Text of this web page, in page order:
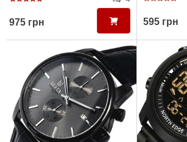
975 грн 595 грн